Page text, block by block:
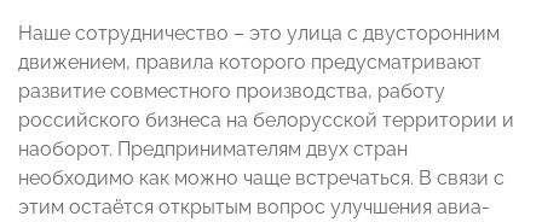
Наше сотрудничество – это улица с двусторонним
движением, правила которого предусматривают
развитие совместного производства, работу
российского бизнеса на белорусской территории и
наоборот. Предпринимателям двух стран
необходимо как можно чаще встречаться. В связи с
этим остаётся открытым вопрос улучшения авиа­